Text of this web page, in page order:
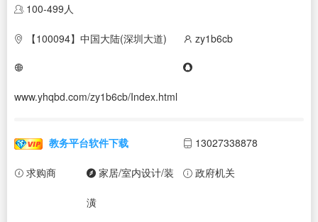
100-499人
【100094】中国大陆(深圳大道) zy1b6cb
www.yhqbd.com/zy1b6cb/Index.html
教务平台软件下载 13027338878
求购商 家居/室内设计/装
潢
政府机关